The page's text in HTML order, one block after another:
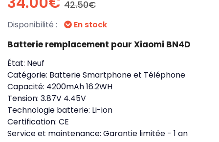
42.50€
Disponibilité : En stock
Batterie remplacement pour Xiaomi BN4D
État: Neuf
Catégorie: Batterie Smartphone et Téléphone
Capacité: 4200mAh 16.2WH
Tension: 3.87V 4.45V
Technologie batterie: Li-ion
Certification: CE
Service et maintenance: Garantie limitée - 1 an